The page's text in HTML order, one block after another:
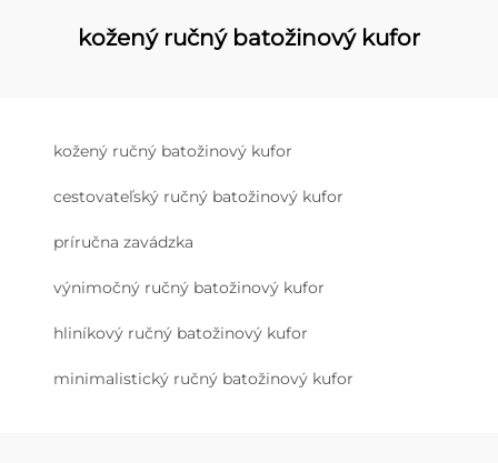
kožený ručný batožinový kufor
kožený ručný batožinový kufor
cestovateľský ručný batožinový kufor
príručna zavádzka
výnimočný ručný batožinový kufor
hliníkový ručný batožinový kufor
minimalistický ručný batožinový kufor